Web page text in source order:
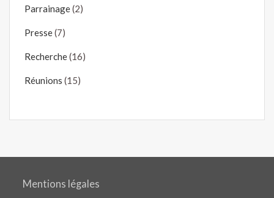
Parrainage(2)
Presse(7)
Recherche(16)
Réunions (15)
Mentions légales